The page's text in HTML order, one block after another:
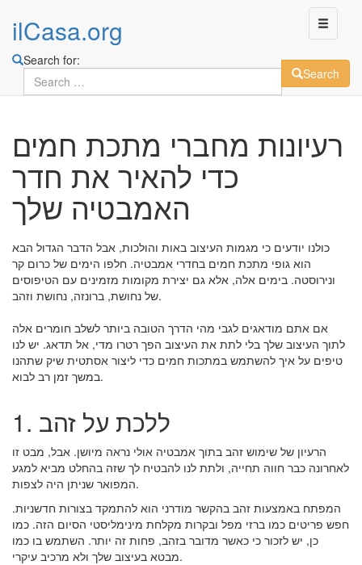
ilCasa.org
Search for:
Search
main
content
רעיונות מחברי מתכת חמים
כדי להאיר את חדר
האמבטיה שלך
כולנו יודעים כי מגמות העיצוב באות והולכות, אבל הדבר הגדול הבא
הוא גופי מתכת חמים בחדרי אמבטיה. חלפו הימים של כרום קר
ונירוסטה. בימים אלה, אלא גם יצירת מקומות מזמינים עם הטיפוסים
של נחושת, ברונזה, נחושת וזהב.
אם אתם מודאגים לגבי מהי הדרך הטובה ביותר לשלב חומרים אלה
לתוך העיצוב שלך בלי לתת את העיצוב הפך רטרו מדי, אל תדאג. יש לנו
טיפים על איך להשתמש במתכות חמים כדי ליצור אסתטית שיק שתהנו
במשך זמן רב לבוא.
1. ללכת על זהב
הרעיון של שימוש זהב בתוך אמבטיה אולי נראה מיושן. אבל, מבט זו
לאחרונה כבר חווה תחייה, ולתת לנו להבטיח לך שזה בהחלט מביא למגע
המפואר שניתן היה לצפות.
המפתח באמצעות זהב בהקשר מודרני הוא להתמקד בצורות חדשניות.
חפש פריטים כמו ברזי מפל ובקרות מקלחת מינימליסטי הסיום הזה. כמו
כן, יש לזכור כי כאשר מדובר בזהב, פחות זה יותר. השתמש בו כמו
מבטא בעיצוב שלך ולא מרכיב עיקרי.